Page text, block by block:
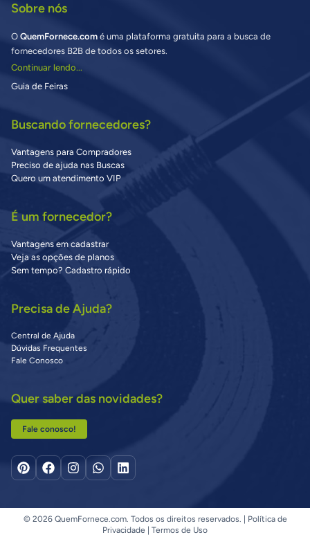
Sobre nós
O QuemFornece.com é uma plataforma gratuita para a busca de
fornecedores B2B de todos os setores.
Continuar lendo...
Guia de Feiras
Buscando fornecedores?
Vantagens para Compradores
Preciso de ajuda nas Buscas
Quero um atendimento VIP
É um fornecedor?
Vantagens em cadastrar
Veja as opções de planos
Sem tempo? Cadastro rápido
Precisa de Ajuda?
Central de Ajuda
Dúvidas Frequentes
Fale Conosco
Quer saber das novidades?
Fale conosco!
© 2026 QuemFornece.com. Todos os direitos reservados. |
Política de
Privacidade
Termos de Uso